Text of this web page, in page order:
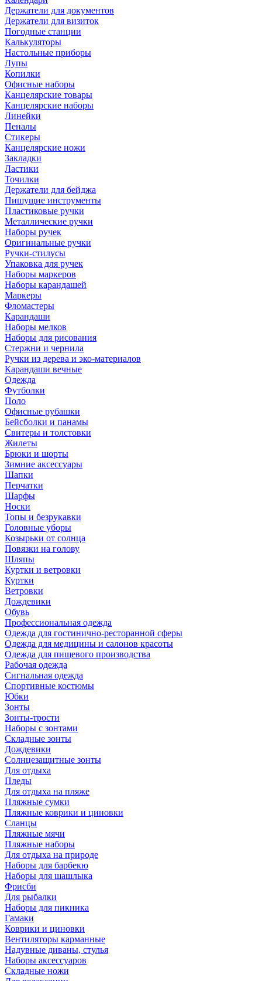
Держатели для документов
Держатели для визиток
Погодные станции
Калькуляторы
Настольные приборы
Лупы
Копилки
Офисные наборы
Канцелярские товары
Канцелярские наборы
Линейки
Пеналы
Стикеры
Канцелярские ножи
Закладки
Ластики
Точилки
Держатели для бейджа
Пишущие инструменты
Пластиковые ручки
Металлические ручки
Наборы ручек
Оригинальные ручки
Ручки-стилусы
Упаковка для ручек
Наборы маркеров
Наборы карандашей
Маркеры
Фломастеры
Карандаши
Наборы мелков
Наборы для рисования
Стержни и чернила
Ручки из дерева и эко-материалов
Карандаши вечные
Одежда
Футболки
Поло
Офисные рубашки
Бейсболки и панамы
Свитеры и толстовки
Жилеты
Брюки и шорты
Зимние аксессуары
Шапки
Перчатки
Шарфы
Носки
Топы и безрукавки
Головные уборы
Козырьки от солнца
Повязки на голову
Шляпы
Куртки и ветровки
Куртки
Ветровки
Дождевики
Обувь
Профессиональная одежда
Одежда для гостинично-ресторанной сферы
Одежда для медицины и салонов красоты
Одежда для пищевого производства
Рабочая одежда
Сигнальная одежда
Спортивные костюмы
Юбки
Зонты
Зонты-трости
Наборы с зонтами
Складные зонты
Дождевики
Солнцезащитные зонты
Для отдыха
Пледы
Для отдыха на пляже
Пляжные сумки
Пляжные коврики и циновки
Сланцы
Пляжные мячи
Пляжные наборы
Для отдыха на природе
Наборы для барбекю
Наборы для шашлыка
Фрисби
Для рыбалки
Наборы для пикника
Гамаки
Коврики и циновки
Вентиляторы карманные
Надувные диваны, стулья
Наборы аксессуаров
Складные ножи